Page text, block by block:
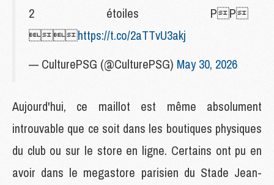
2 étoiles PP
https://t.co/2aTTvU3akj
— CulturePSG (@CulturePSG) May 30, 2026
Aujourd'hui, ce maillot est même absolument
introuvable que ce soit dans les boutiques physiques
du club ou sur le store en ligne. Certains ont pu en
avoir dans le megastore parisien du Stade Jean-